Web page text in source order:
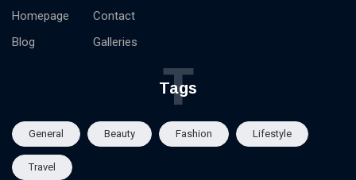
Homepage
Blog
Contact
Galleries
Tags
T
General Beauty Fashion Lifestyle
Travel